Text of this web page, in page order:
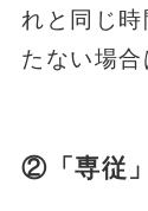
れと同じ時
たない場
②「専従